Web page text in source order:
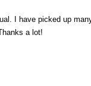
I have picked up
a lot!